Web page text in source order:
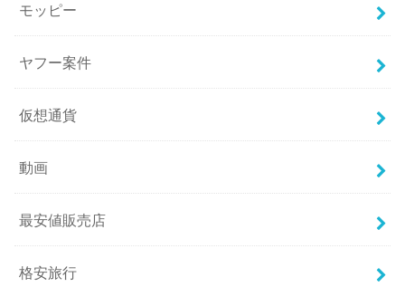
モッピー
ヤフー案件
仮想通貨
動画
最安値販売店
格安旅行